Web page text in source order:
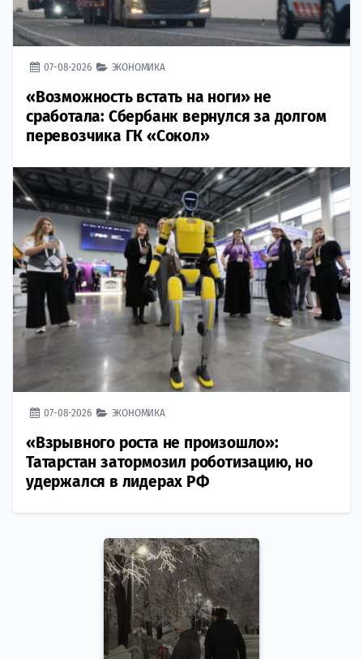
07-08-2026 ЭКОНОМИКА
«Возможность встать на ноги» не
сработала: Сбербанк вернулся за долгом
перевозчика ГК «Сокол»
07-08-2026 ЭКОНОМИКА
«Взрывного роста не произошло»:
Татарстан затормозил роботизацию, но
удержался в лидерах РФ